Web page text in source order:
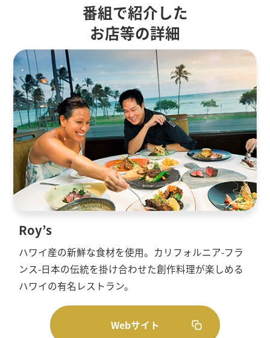
番組で紹介した
お店等の詳細
Roy’s
ハワイ産の新鮮な食材を使用。カリフォルニア-フラ
ンス-日本の伝統を掛け合わせた創作料理が楽しめる
ハワイの有名レストラン。
Webサイト